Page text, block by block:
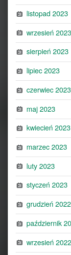
listopad 2023
wrzesień 2023
sierpień 2023
lipiec 2023
czerwiec 2023
maj 2023
kwiecień 2023
marzec 2023
luty 2023
styczeń 2023
grudzień 2022
październik
wrzesień 2022